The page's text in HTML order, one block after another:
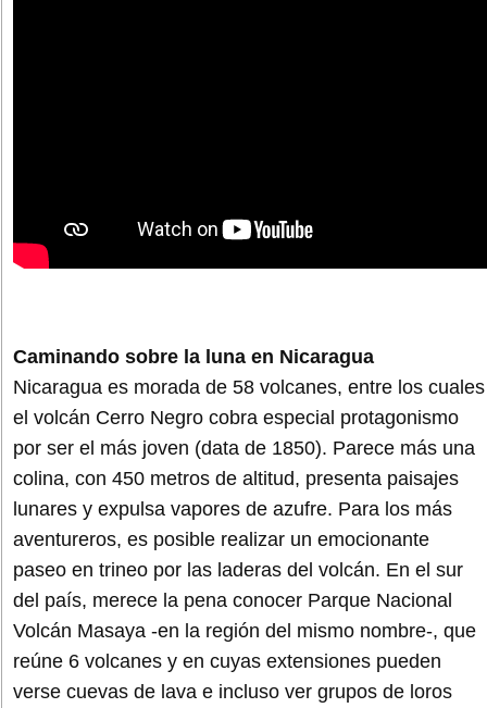
Caminando sobre la luna en Nicaragua
Nicaragua es morada de 58 volcanes, entre los cuales
el volcán Cerro Negro cobra especial protagonismo
por ser el más joven (data de 1850). Parece más una
colina, con 450 metros de altitud, presenta paisajes
lunares y expulsa vapores de azufre. Para los más
aventureros, es posible realizar un emocionante
paseo en trineo por las laderas del volcán. En el sur
del país, merece la pena conocer Parque Nacional
Volcán Masaya -en la región del mismo nombre-, que
reúne 6 volcanes y en cuyas extensiones pueden
verse cuevas de lava e incluso ver grupos de loros